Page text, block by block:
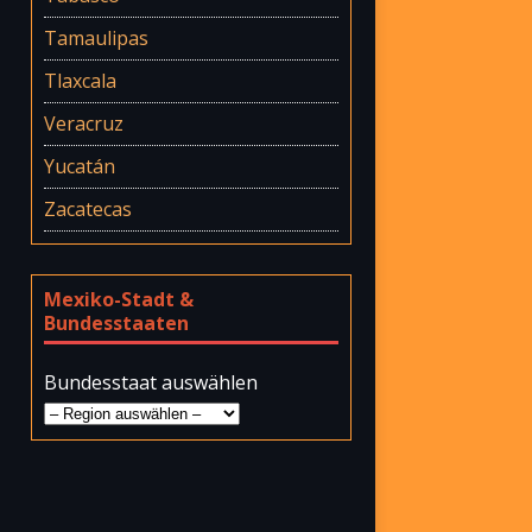
Tamaulipas
Tlaxcala
Veracruz
Yucatán
Zacatecas
Mexiko-Stadt &
Bundesstaaten
Bundesstaat auswählen